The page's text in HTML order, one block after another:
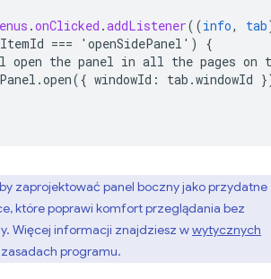
.onClicked .addListener((info, tab
=== 'openSidePanel')
{
open the panel in all the pages on
windowId : tab .windowId }
zaprojektować panel boczny jako przydatne
które poprawi komfort przeglądania bez
Więcej informacji znajdziesz wwytycznych
programu.